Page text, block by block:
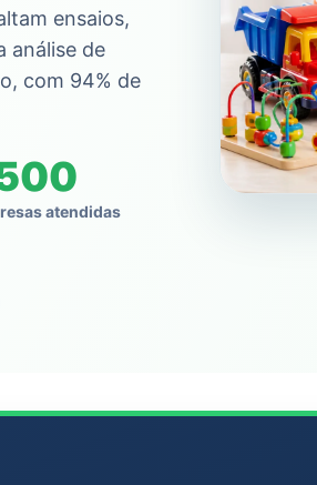
ensaios,
análise de
com 94% de
atendidas